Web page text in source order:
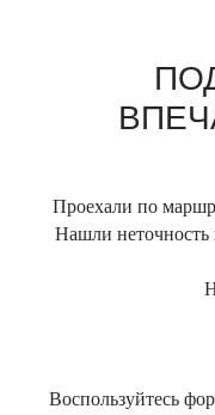
Проехали по
Нашли неточность
Воспользуйтесь